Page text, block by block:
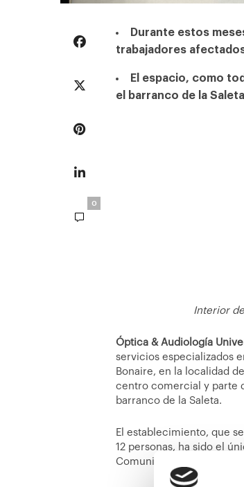
0
Durante estos
trabajadores
El espacio, como
el barranco de la Saleta
Interior
Óptica & Audiología
servicios especializados
Bonaire, en la localidad
centro comercial y parte
barranco de la Saleta.
El establecimiento, que
12 personas, ha sido el
Comunidad Valenciana.